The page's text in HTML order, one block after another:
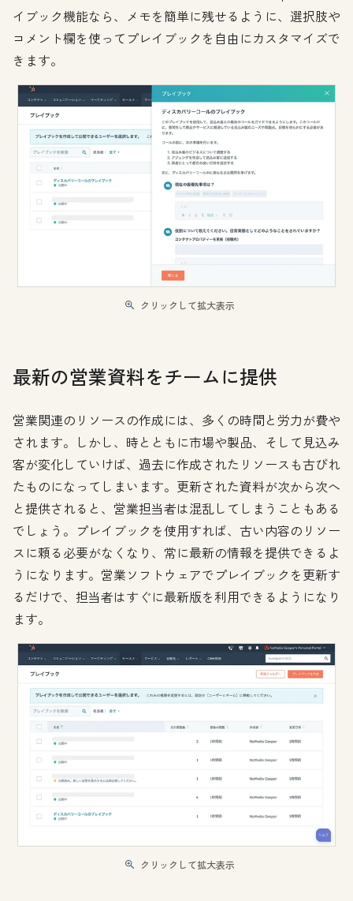
イブック機能なら、メモを簡単に残せるように、選択肢や
コメント欄を使ってプレイブックを自由にカスタマイズで
きます。
クリックして拡大表示
最新の営業資料をチームに提供
営業関連のリソースの作成には、多くの時間と労力が費や
されます。しかし、時とともに市場や製品、そして見込み
客が変化していけば、過去に作成されたリソースも古びれ
たものになってしまいます。更新された資料が次から次へ
と提供されると、営業担当者は混乱してしまうこともある
でしょう。プレイブックを使用すれば、古い内容のリソー
スに頼る必要がなくなり、常に最新の情報を提供できるよ
うになります。営業ソフトウェアでプレイブックを更新す
るだけで、担当者はすぐに最新版を利用できるようになり
ます。
クリックして拡大表示